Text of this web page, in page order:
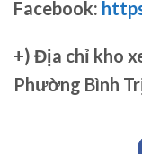
Facebook:
+) Địa chỉ kho
Phường Bình